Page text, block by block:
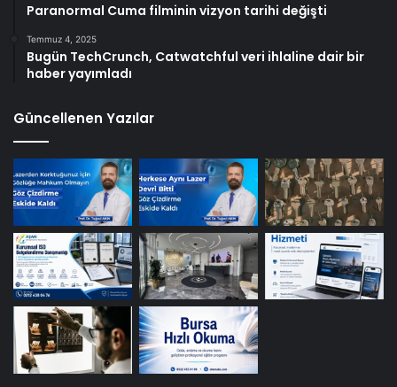
Paranormal Cuma filminin vizyon tarihi değişti
Temmuz 4, 2025
Bugün TechCrunch, Catwatchful veri ihlaline dair bir
haber yayımladı
Güncellenen Yazılar